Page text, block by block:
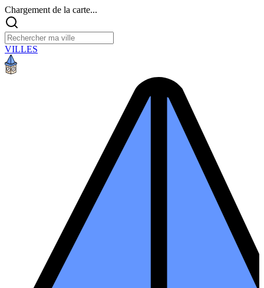
Chargement de la carte...
VILLES